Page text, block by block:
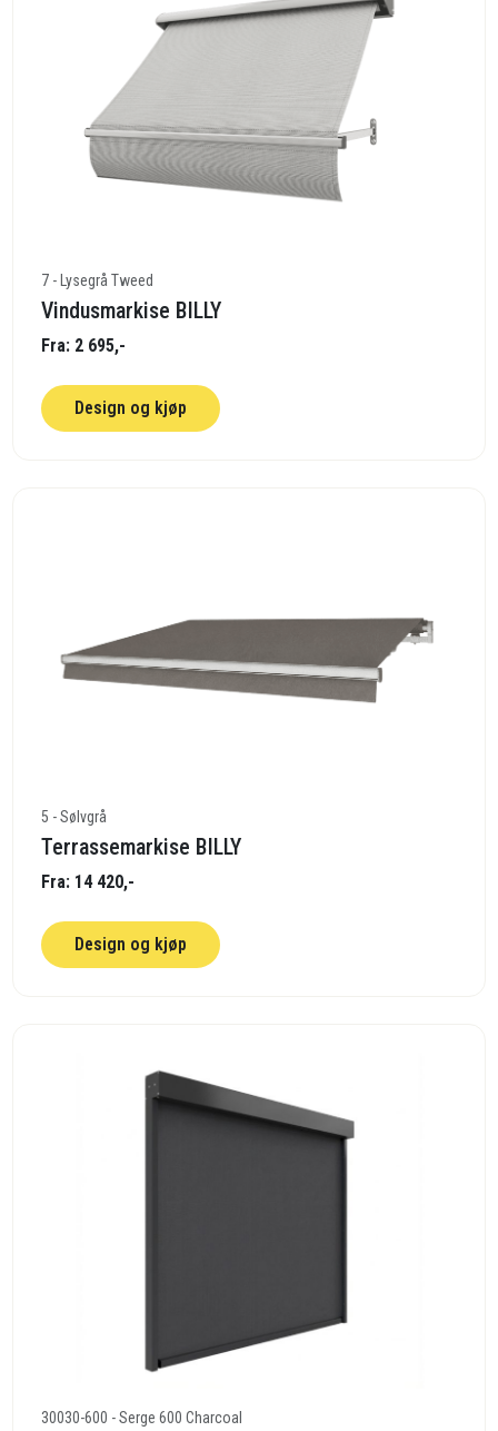
7 - Lysegrå Tweed
Vindusmarkise BILLY
Fra: 2 695,-
Design og kjøp
5 - Sølvgrå
Terrassemarkise BILLY
Fra: 14 420,-
Design og kjøp
30030-600 - Serge 600 Charcoal